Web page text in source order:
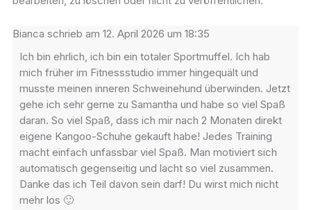
Bianca schrieb am 12. April 2026 um 18:35
Ich bin ehrlich, ich bin ein totaler Sportmuffel. Ich hab
mich früher im Fitnessstudio immer hingequält und
musste meinen inneren Schweinehund überwinden. Jetzt
gehe ich sehr gerne zu Samantha und habe so viel Spaß
daran. So viel Spaß, dass ich mir nach 2 Monaten direkt
eigene Kangoo-Schuhe gekauft habe! Jedes Training
macht einfach unfassbar viel Spaß. Man motiviert sich
automatisch gegenseitig und lacht so viel zusammen.
Danke das ich Teil davon sein darf! Du wirst mich nicht
mehr los 🙂